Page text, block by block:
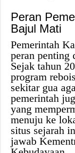
Peran
Bajul Mati
Pemerintah
peran penting
Sejak tahun
program
sekitar gua
pemerintah
yang
menuju ke
situs sejarah
jawab